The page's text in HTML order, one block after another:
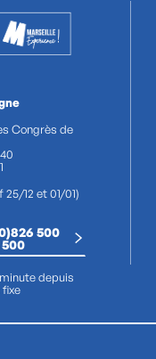
Congrès de
12 et 01/01)
500
500
depuis
fixe